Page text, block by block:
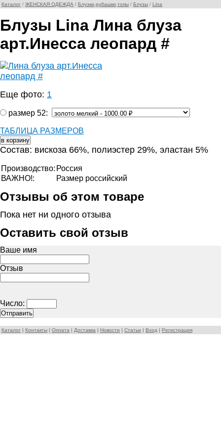
Каталог / ЖЕНСКАЯ ОДЕЖДА / Блузки,рубашки,топы / Блузы / Lina
Блузы Lina Лина блуза
арт.Инесса леопард #
Еще фото: 1
размер 52:
ТАБЛИЦА РАЗМЕРОВ
Состав: вискоза 66%, полиэстер 29%, эластан 5%
Производство: Россия
ВАЖНО!:
Размер российский
Отзывы об этом товаре
Пока нет ни одного отзыва
Оставить свой отзыв
Ваше имя
Отзыв
Число:
Каталог | Контакты | Оплата | Доставка | Новости | Статьи | Вход | Регистрация